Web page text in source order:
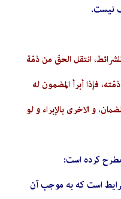
نیست.
للشرائط، انتقل الحقّ من ذمّة
فإذا أبرأ المضمون له
و الاخرى‌ بالإبراء و لو
کرده است:
است که به موجب آن